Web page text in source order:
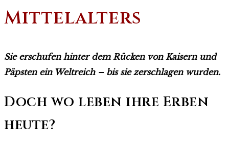
Mittelalters
Sie erschufen hinter dem Rücken von Kaisern und
Päpsten ein Weltreich – bis sie zerschlagen wurden.
Doch wo leben ihre Erben
heute?